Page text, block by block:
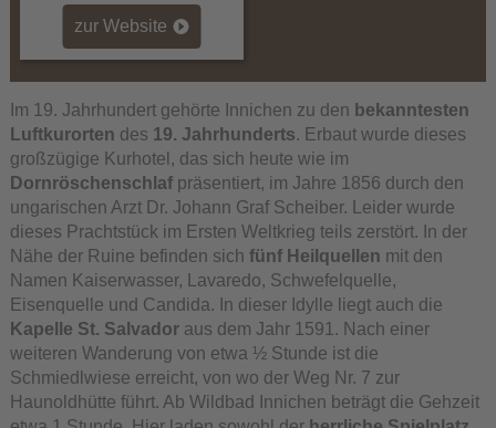
zur Website
Im 19. Jahrhundert gehörte Innichen zu den bekanntesten
Luftkurorten des 19. Jahrhunderts. Erbaut wurde dieses
großzügige Kurhotel, das sich heute wie im
Dornröschenschlafpräsentiert, im Jahre 1856 durch den
ungarischen Arzt Dr. Johann Graf Scheiber. Leider wurde
dieses Prachtstück im Ersten Weltkrieg teils zerstört. In der
Nähe der Ruine befinden sich fünf Heilquellen mit den
Namen Kaiserwasser, Lavaredo, Schwefelquelle,
Eisenquelle und Candida. In dieser Idylle liegt auch die
Kapelle St. Salvadoraus dem Jahr 1591. Nach einer
weiteren Wanderung von etwa ½ Stunde ist die
Schmiedlwiese erreicht, von wo der Weg Nr. 7 zur
Haunoldhütte führt. Ab Wildbad Innichen beträgt die Gehzeit